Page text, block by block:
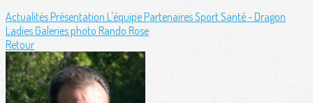
ActualitésPrésentation L'équipePartenairesSport Santé - Dragon
LadiesGaleries photo Rando Rose
Retour